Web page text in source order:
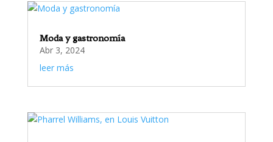
Moda y gastronomía
Abr 3, 2024
leer más